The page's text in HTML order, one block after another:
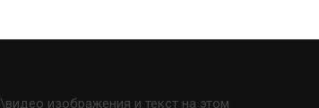
изображения и текст на этом